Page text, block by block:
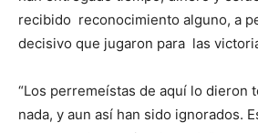
recibido reconocimiento alguno, a
decisivo que jugaron para las
“Los perremeístas de aquí lo dieron
nada, y aun así han sido ignorados.